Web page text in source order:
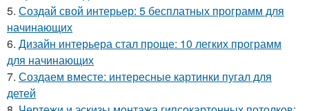
5. Создай свой интерьер: 5 бесплатных программ для
начинающих
6. Дизайн интерьера стал проще: 10 легких программ
для начинающих
7. Создаем вместе: интересные картинки пугал для
детей